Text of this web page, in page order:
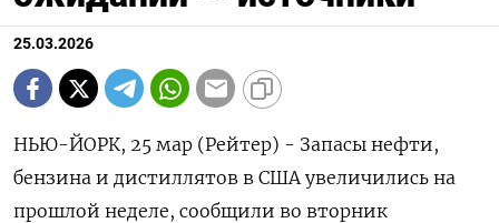
25.03.2026
НЬЮ-ЙОРК, 25 мар (Рейтер) - Запасы нефти,
бензина и дистиллятов ‌в США увеличились на
прошлой неделе, сообщили ​во вторник ​